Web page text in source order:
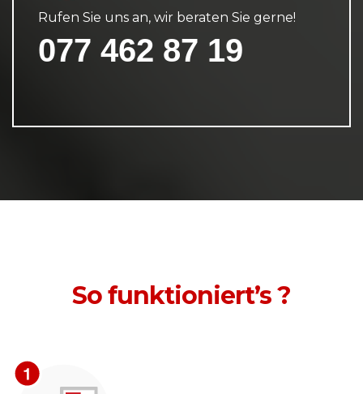
Rufen Sie uns an, wir beraten Sie gerne!
077 462 87 19
So funktioniert’s ?